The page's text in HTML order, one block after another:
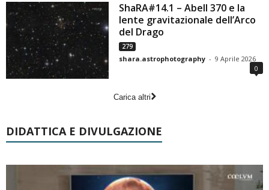
ShaRA#14.1 – Abell 370 e la
lente gravitazionale dell’Arco
del Drago
279
shara.astrophotography - 9 Aprile 2026
0
Carica altri
DIDATTICA E DIVULGAZIONE